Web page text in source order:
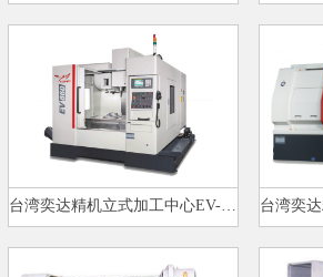
台湾奕达精机立式加工中心EV-860…